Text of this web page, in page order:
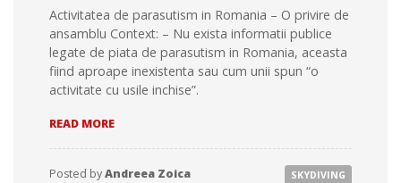
Activitatea de parasutism in Romania – O privire de
ansamblu Context: – Nu exista informatii publice
legate de piata de parasutism in Romania, aceasta
fiind aproape inexistenta sau cum unii spun “o
activitate cu usile inchise”.
READ MOREACTIVITATEA
PARASUTISM
IN
Posted byAndreea Zoica SKYDIVING